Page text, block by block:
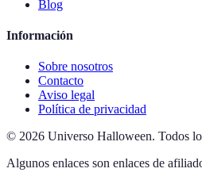
Blog
Información
Sobre nosotros
Contacto
Aviso legal
Política de privacidad
© 2026 Universo Halloween. Todos
Algunos enlaces son enlaces de